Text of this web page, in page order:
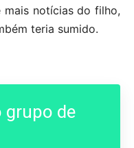
mais notícias do filho,
teria sumido.
grupo de